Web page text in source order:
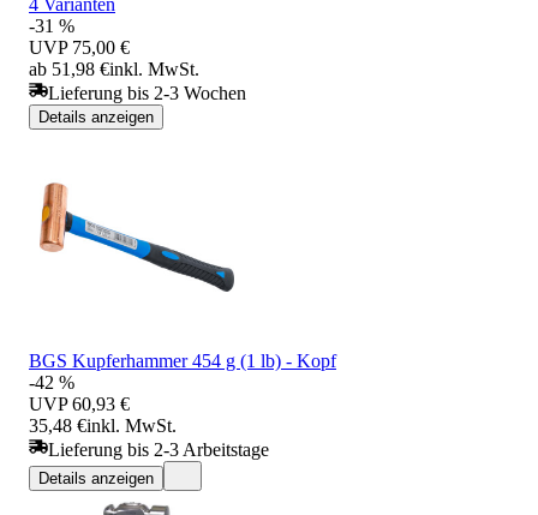
-31 %
UVP 75,00 €
ab 51,98 €inkl. MwSt.
Lieferung bis 2-3 Wochen
Details anzeigen
BGS Kupferhammer 454 g (1 lb) - Kopf
-42 %
UVP 60,93 €
35,48 €inkl. MwSt.
Lieferung bis 2-3 Arbeitstage
Details anzeigen